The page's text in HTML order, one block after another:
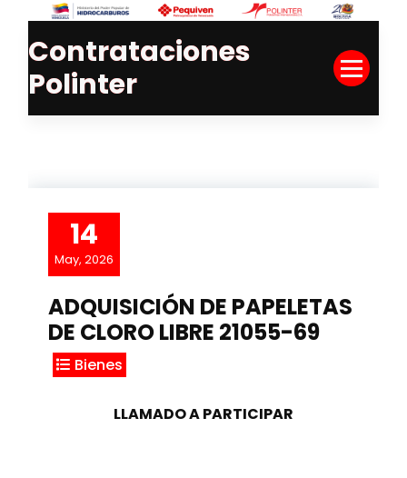
Skip
Content
Contrataciones
Polinter
14
May, 2026
ADQUISICIÓN DE PAPELETAS
DE CLORO LIBRE 21055-69
Bienes
LLAMADO A PARTICIPAR